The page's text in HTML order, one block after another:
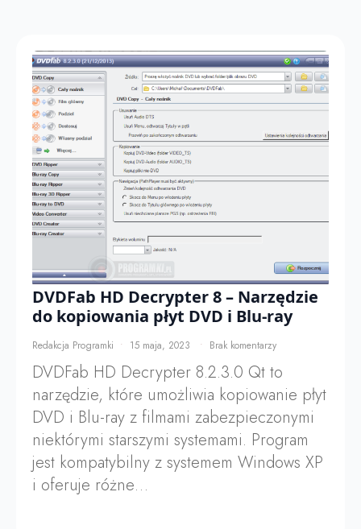
DVDFab HD Decrypter 8 – Narzędzie
do kopiowania płyt DVD i Blu-ray
Redakcja Programki 15 maja, 2023 Brak komentarzy
DVDFab HD Decrypter 8.2.3.0 Qt to
narzędzie, które umożliwia kopiowanie płyt
DVD i Blu-ray z filmami zabezpieczonymi
niektórymi starszymi systemami. Program
jest kompatybilny z systemem Windows XP
i oferuje różne…